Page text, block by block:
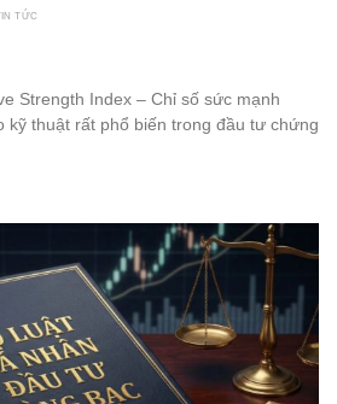
TỨC
Strength Index – Chỉ số sức mạnh
kỹ thuật rất phổ biến trong đầu tư chứng